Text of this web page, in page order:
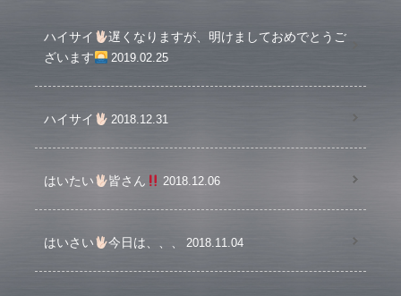
ハイサイ
遅くなりますが、明けましておめでとうご
ざいます
2019.02.25
ハイサイ 2018.12.31
はいたい 皆さん 2018.12.06
はいさい 今日は、、、 2018.11.04